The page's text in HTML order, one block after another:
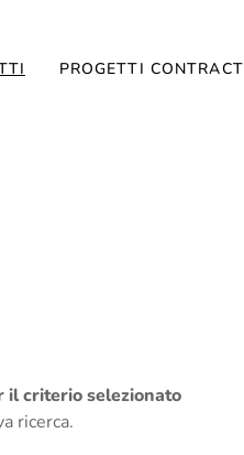
PROGETTI CONTRACT
il criterio selezionato
ricerca.